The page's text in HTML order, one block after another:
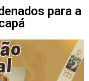
para a